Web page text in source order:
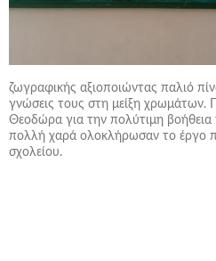
ζωγραφικής αξιοποιώντας παλιό
γνώσεις τους στη μείξη χρωμάτων.
Θεοδώρα για την πολύτιμη βοήθεια
πολλή χαρά ολοκλήρωσαν το έργο
σχολείου.